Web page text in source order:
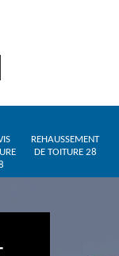
REHAUSSEMENT
DE TOITURE 28